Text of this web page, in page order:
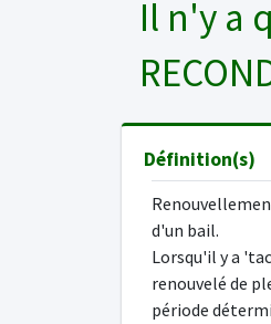
Il n'y a
Définition(s)
d'un bail.
Lorsqu'il y a
renouvelé de
période